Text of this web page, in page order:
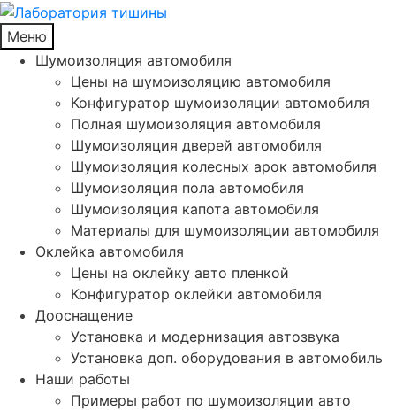
Меню
Шумоизоляция автомобиля
Цены на шумоизоляцию автомобиля
Конфигуратор шумоизоляции автомобиля
Полная шумоизоляция автомобиля
Шумоизоляция дверей автомобиля
Шумоизоляция колесных арок автомобиля
Шумоизоляция пола автомобиля
Шумоизоляция капота автомобиля
Материалы для шумоизоляции автомобиля
Оклейка автомобиля
Цены на оклейку авто пленкой
Конфигуратор оклейки автомобиля
Дооснащение
Установка и модернизация автозвука
Установка доп. оборудования в автомобиль
Наши работы
Примеры работ по шумоизоляции авто